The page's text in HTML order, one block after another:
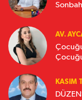
AV.
KASIM